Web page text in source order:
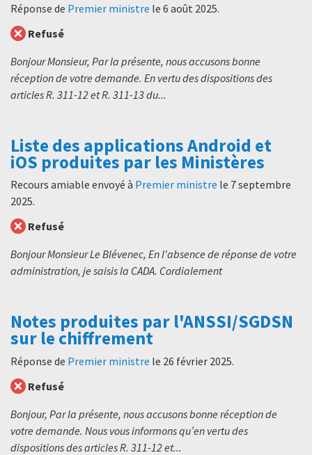
Réponse de Premier ministre le 6 août 2025.
Refusé
Bonjour Monsieur, Par la présente, nous accusons bonne
réception de votre demande. En vertu des dispositions des
articles R. 311-12 et R. 311-13 du...
Liste des applications Android et
iOS produites par les Ministères
Recours amiable envoyé à Premier ministre le 7 septembre
2025.
Refusé
Bonjour Monsieur Le Blévenec, En l'absence de réponse de votre
administration, je saisis la CADA. Cordialement
Notes produites par l'ANSSI/SGDSN
sur le chiffrement
Réponse de Premier ministre le 26 février 2025.
Refusé
Bonjour, Par la présente, nous accusons bonne réception de
votre demande. Nous vous informons qu’en vertu des
dispositions des articles R. 311-12 et...